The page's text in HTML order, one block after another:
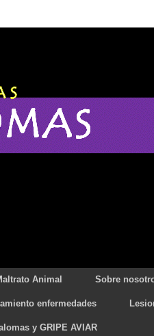
Animal Sobre
enfermedades
y GRIPE AVIAR